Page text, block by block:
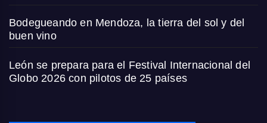
Bodegueando en Mendoza, la tierra del sol y del
buen vino
León se prepara para el Festival Internacional del
Globo 2026 con pilotos de 25 países